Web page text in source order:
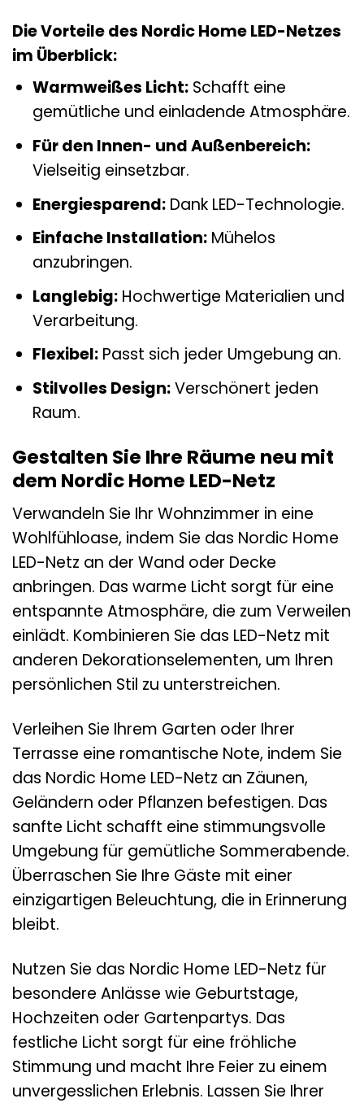
Die Vorteile des Nordic Home LED-Netzes
im Überblick:
Warmweißes Licht:Schafft eine
gemütliche und einladende Atmosphäre.
Für den Innen- und Außenbereich:
Vielseitig einsetzbar.
Energiesparend:Dank LED-Technologie.
Einfache Installation:Mühelos
anzubringen.
Langlebig:Hochwertige Materialien und
Verarbeitung.
Flexibel:Passt sich jeder Umgebung an.
Stilvolles Design:Verschönert jeden
Raum.
Gestalten Sie Ihre Räume neu mit
dem Nordic Home LED-Netz
Verwandeln Sie Ihr Wohnzimmer in eine
Wohlfühloase, indem Sie das Nordic Home
LED-Netz an der Wand oder Decke
anbringen. Das warme Licht sorgt für eine
entspannte Atmosphäre, die zum Verweilen
einlädt. Kombinieren Sie das LED-Netz mit
anderen Dekorationselementen, um Ihren
persönlichen Stil zu unterstreichen.
Verleihen Sie Ihrem Garten oder Ihrer
Terrasse eine romantische Note, indem Sie
das Nordic Home LED-Netz an Zäunen,
Geländern oder Pflanzen befestigen. Das
sanfte Licht schafft eine stimmungsvolle
Umgebung für gemütliche Sommerabende.
Überraschen Sie Ihre Gäste mit einer
einzigartigen Beleuchtung, die in Erinnerung
bleibt.
Nutzen Sie das Nordic Home LED-Netz für
besondere Anlässe wie Geburtstage,
Hochzeiten oder Gartenpartys. Das
festliche Licht sorgt für eine fröhliche
Stimmung und macht Ihre Feier zu einem
unvergesslichen Erlebnis. Lassen Sie Ihrer